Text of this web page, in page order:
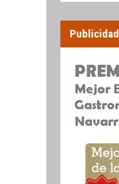
Publicidad